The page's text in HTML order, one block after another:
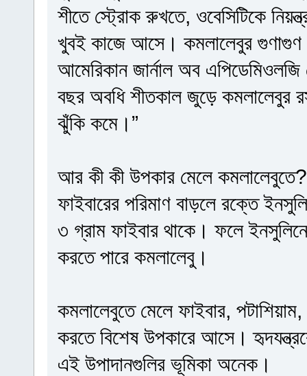
শীতে স্ট্রোক রুখতে, ওবেসিটিকে
খুবই কাজে আসে। কমলালেবুর গুণাগুণ
আমেরিকান জার্নাল অব
বছর অবধি শীতকাল জুড়ে কমলালেবুর
ঝুঁকি কমে।”
আর কী কী উপকার মেলে কমলালেবুতে?
ফাইবারের পরিমাণ বাড়লে রক্তে
৩ গ্রাম ফাইবার থাকে। ফলে
করতে পারে কমলালেবু।
কমলালেবুতে মেলে ফাইবার, পটাশিয়াম,
করতে বিশেষ উপকারে আসে।
এই উপাদানগুলির ভূমিকা অনেক।